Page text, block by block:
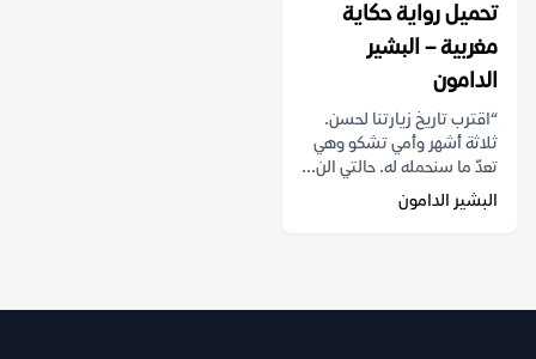
تحميل رواية حكاية
مغربية – البشير
الدامون
“اقترب تاريخ زيارتنا لحسن.
ثلاثة أشهر وأمي تشكو وهي
تعدّ ما سنحمله له. حالتي الن...
البشير الدامون